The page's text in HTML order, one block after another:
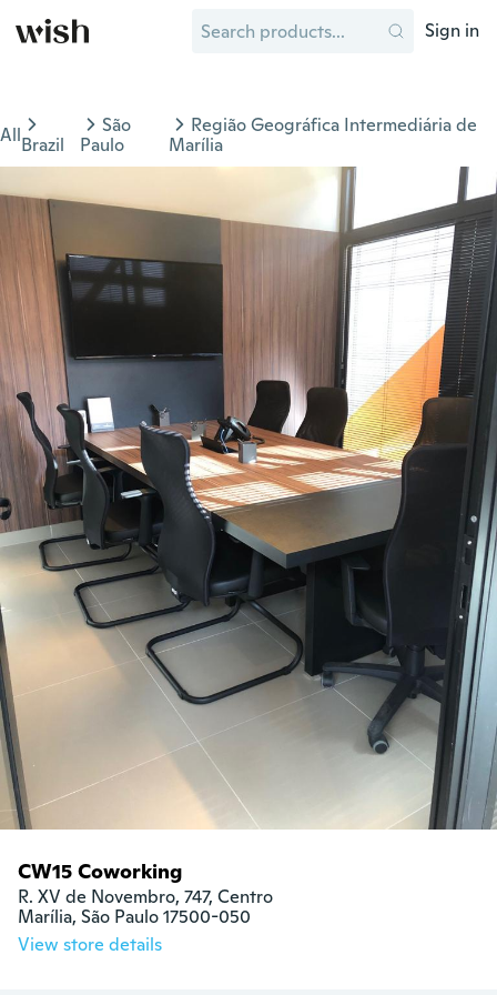
Sign in
AllBrazil
São
Paulo
Região Geográfica Intermediária de
Marília
CW15 Coworking
R. XV de Novembro, 747, Centro
Marília, São Paulo 17500-050
View store details